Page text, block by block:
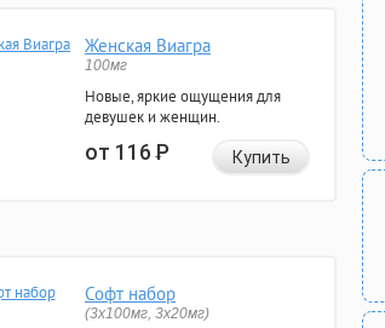
Женская Виагра
100мг
Новые, яркие ощущения для
девушек и женщин.
от 116Р Купить
Софт набор
(3x100мг, 3x20мг)